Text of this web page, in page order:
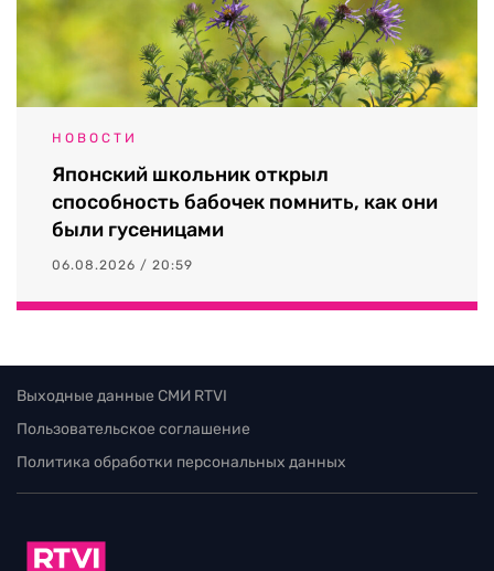
НОВОСТИ
Японский школьник открыл
способность бабочек помнить, как они
были гусеницами
06.08.2026 / 20:59
Выходные данные СМИ RTVI
Пользовательское соглашение
Политика обработки персональных данных